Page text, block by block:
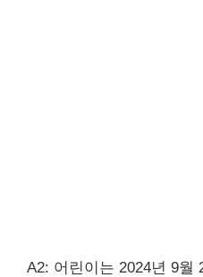
A2: 어린이는 2024년 9월